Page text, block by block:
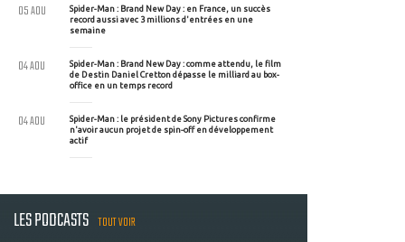
Spider-Man : Brand New Day : en France, un succès
record aussi avec 3 millions d'entrées en une
semaine
05 AOU
Spider-Man : Brand New Day : comme attendu, le film
de Destin Daniel Cretton dépasse le milliard au box-
office en un temps record
04 AOU
Spider-Man : le président de Sony Pictures confirme
n'avoir aucun projet de spin-off en développement
actif
04 AOU
LES PODCASTS TOUT VOIR